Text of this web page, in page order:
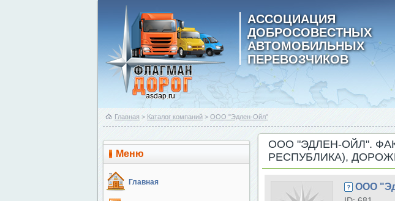
АССОЦИАЦИЯ
ДОБРОСОВЕСТНЫХ
АВТОМОБИЛЬНЫХ
ПЕРЕВОЗЧИКОВ
Главная > Каталог компаний > ООО "Эдлен-Ойл"
Меню
Главная
ООО "ЭДЛЕН-ОЙЛ".
РЕСПУБЛИКА),
ООО